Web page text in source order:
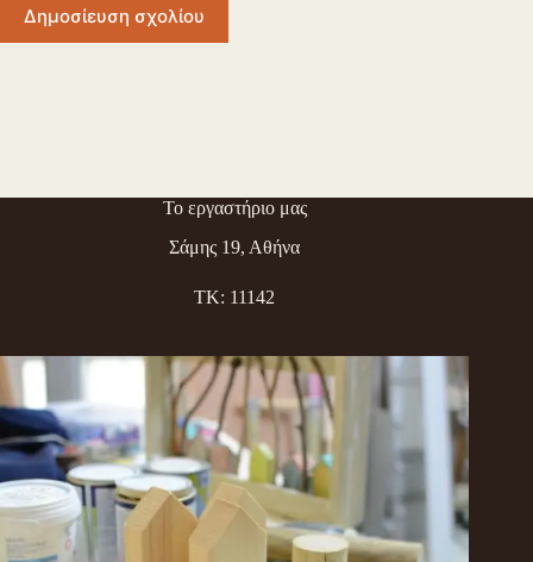
Δημοσίευση σχολίου
Το εργαστήριο μας
Σάμης 19, Αθήνα
ΤΚ: 11142